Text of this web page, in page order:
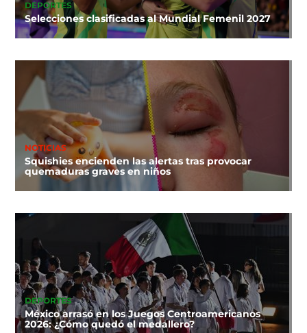
DEPORTES
Selecciones clasificadas al Mundial Femenil 2027
NOTICIAS
Squishies encienden las alertas tras provocar
quemaduras graves en niños
DEPORTES
México arrasó en los Juegos Centroamericanos
2026: ¿Cómo quedó el medallero?